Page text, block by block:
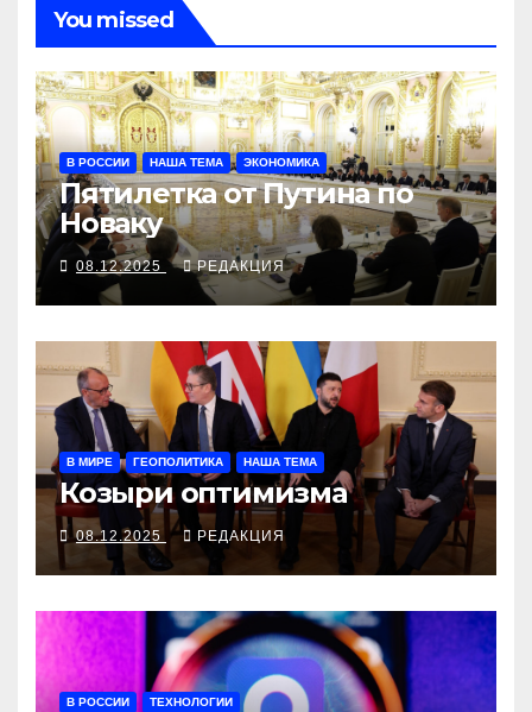
You missed
В РОССИИ НАША ТЕМА ЭКОНОМИКА
Пятилетка от Путина по
Новаку
08.12.2025 РЕДАКЦИЯ
В МИРЕ ГЕОПОЛИТИКА НАША ТЕМА
Козыри оптимизма
08.12.2025 РЕДАКЦИЯ
В РОССИИ ТЕХНОЛОГИИ